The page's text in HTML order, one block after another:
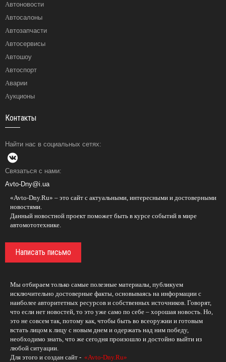
Автоновости
Автосалоны
Автозапчасти
Автосервисы
Автошоу
Автоспорт
Аварии
Аукционы
Контакты
Найти нас в социальных сетях:
Связаться с нами:
Avto-Dny@i.ua
«Avto-Dny.Ru» – это сайт с актуальными, интересными и достоверными
новостями.
Данный новостной проект поможет быть в курсе событий в мире
автомототехнике.
Написать письмо
Мы отбираем только самые полезные материалы, публикуем
исключительно достоверные факты, основываясь на информации с
наиболее авторитетных ресурсов и собственных источников. Говорят,
что если нет новостей, то это уже само по себе – хорошая новость. Но,
это не совсем так, потому как, чтобы быть во всеоружии и готовым
встать лицом к лицу с новым днем и одержать над ним победу,
необходимо знать, что же сегодня произошло и достойно выйти из
любой ситуации.
Для этого и создан сайт - «Avto-Dny.Ru»